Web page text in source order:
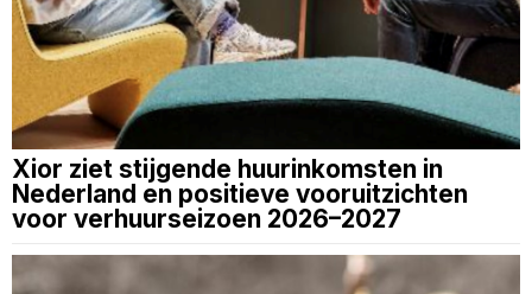
Xior ziet stijgende huurinkomsten in
Nederland en positieve vooruitzichten
voor verhuurseizoen 2026–2027